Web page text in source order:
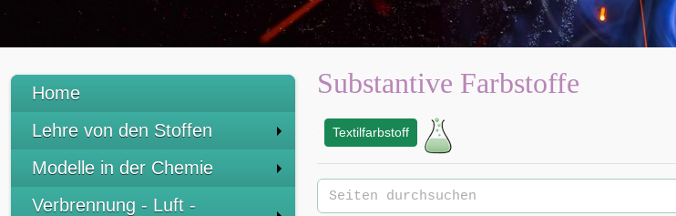
Home
Lehre von den Stoffen
Modelle in der Chemie
Verbrennung - Luft -
Substantive Farbstoffe
Textilfarbstoff